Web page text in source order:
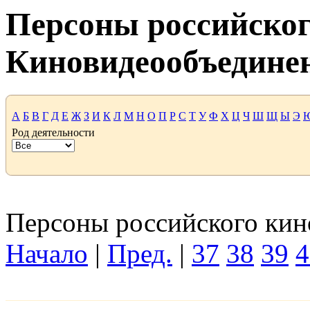
Персоны
А Б В Г Д Е Ж З И К Л М Н О П Р С Т У Ф Х Ц Ч Ш Щ Ы Э
Род деятельности
Персоны российского
Начало | Пред. | 37 38 39